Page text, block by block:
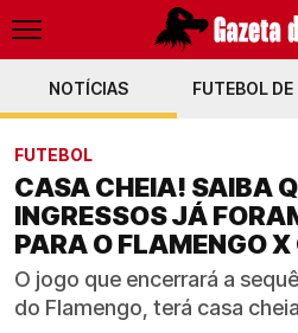
NOTÍCIAS FUTEBOL DE
FUTEBOL
CASA CHEIA! SAIBA
INGRESSOS JÁ
PARA O FLAMENGO X
O jogo que encerrará a
do Flamengo, terá casa